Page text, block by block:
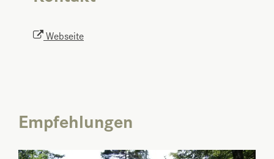
Webseite
Empfehlungen